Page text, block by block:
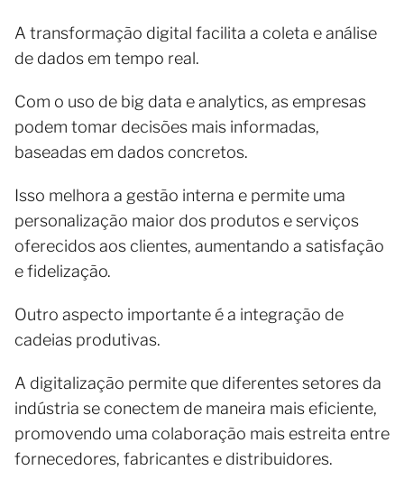
A transformação digital facilita a coleta e análise
de dados em tempo real.
Com o uso de big data e analytics, as empresas
podem tomar decisões mais informadas,
baseadas em dados concretos.
Isso melhora a gestão interna e permite uma
personalização maior dos produtos e serviços
oferecidos aos clientes, aumentando a satisfação
e fidelização.
Outro aspecto importante é a integração de
cadeias produtivas.
A digitalização permite que diferentes setores da
indústria se conectem de maneira mais eficiente,
promovendo uma colaboração mais estreita entre
fornecedores, fabricantes e distribuidores.